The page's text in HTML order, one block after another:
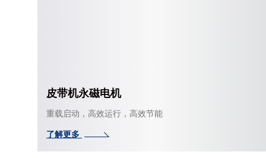
皮带机永磁电机
重载启动，高效运行，高效节能
了解更多